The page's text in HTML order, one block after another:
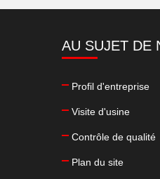
AU SUJET DE
Profil d'entreprise
Visite d'usine
Contrôle de qualité
Plan du site